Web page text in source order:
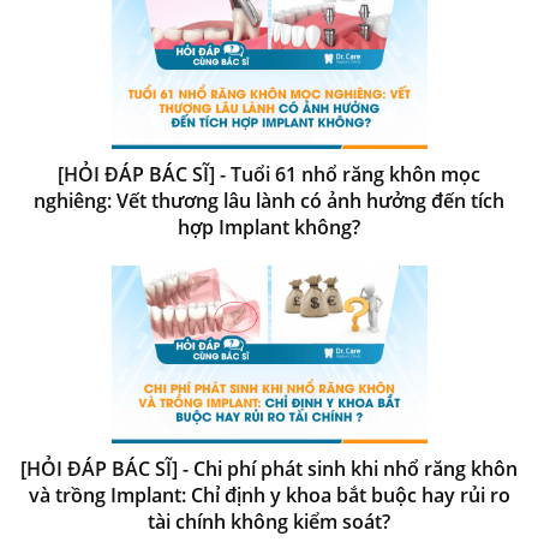
[HỎI ĐÁP BÁC SĨ] - Tuổi 61 nhổ răng khôn mọc
nghiêng: Vết thương lâu lành có ảnh hưởng đến tích
hợp Implant không?
[HỎI ĐÁP BÁC SĨ] - Chi phí phát sinh khi nhổ răng khôn
và trồng Implant: Chỉ định y khoa bắt buộc hay rủi ro
tài chính không kiểm soát?